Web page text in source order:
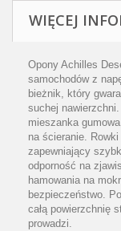
WIĘCEJ
Opony Achilles
samochodów z
bieżnik, który
suchej
mieszanka
na ścieranie.
zapewniający
odporność na
hamowania na
bezpieczeństwo.
całą powierzchnię
prowadzi.